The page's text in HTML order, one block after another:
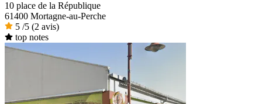
10 place de la République
61400 Mortagne-au-Perche
5 /5 (2 avis)
top notes